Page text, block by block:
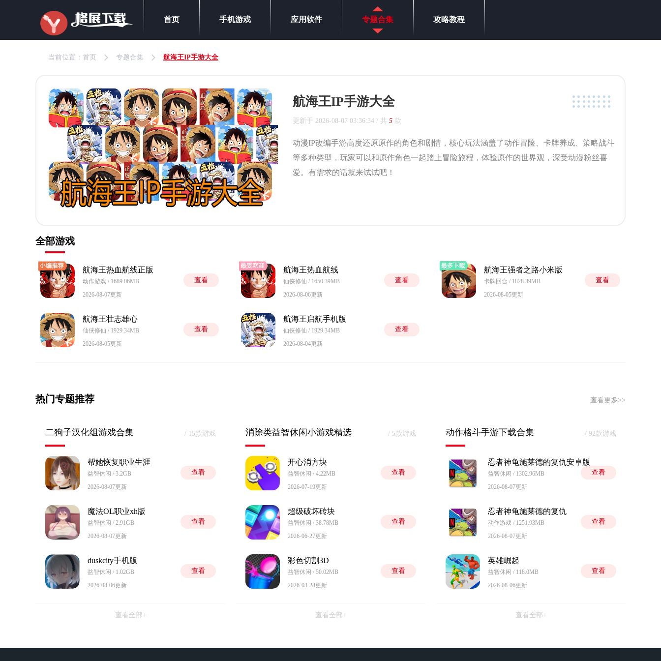
首页 手机游戏 应用软件 专题合集 攻略教程
当前位置： 首页 专题合集 航海王IP手游大全
航海王IP手游大全
更新于 2026-08-07 03:36:34 / 共 5 款
动漫IP改编手游高度还原原作的角色和剧情，核心玩法涵盖了动作冒险、卡牌养成、策略战斗
等多种类型，玩家可以和原作角色一起踏上冒险旅程，体验原作的世界观，深受动漫粉丝喜
爱。有需求的话就来试试吧！
全部游戏
航海王热血航线正版
动作游戏 / 1689.06MB
2026-08-07更新
查看
航海王热血航线
仙侠修仙 / 1650.39MB
2026-08-06更新
查看
航海王强者之路小米版
卡牌回合 / 1828.39MB
2026-08-05更新
查看
航海王壮志雄心
仙侠修仙 / 1929.34MB
2026-08-05更新
查看
航海王启航手机版
仙侠修仙 / 1929.34MB
2026-08-04更新
查看
热门专题推荐 查看更多>>
二狗子汉化组游戏合集 / 15款游戏
帮她恢复职业生涯
益智休闲 / 3.2GB
2026-08-07更新
查看
魔法OL职业xh版
益智休闲 / 2.91GB
2026-08-07更新
查看
duskcity手机版
益智休闲 / 1.02GB
2026-08-06更新
查看
查看全部+
消除类益智休闲小游戏精选 / 5款游戏
开心消方块
益智休闲 / 4.22MB
2026-07-19更新
查看
超级破坏砖块
益智休闲 / 38.78MB
2026-06-27更新
查看
彩色切割3D
益智休闲 / 50.02MB
2026-03-28更新
查看
查看全部+
动作格斗手游下载合集 / 92款游戏
忍者神龟施莱德的复仇安卓版
益智休闲 / 1302.96MB
2026-08-07更新
查看
忍者神龟施莱德的复仇
动作游戏 / 1251.93MB
2026-08-07更新
查看
英雄崛起
益智休闲 / 118.0MB
2026-08-06更新
查看
查看全部+